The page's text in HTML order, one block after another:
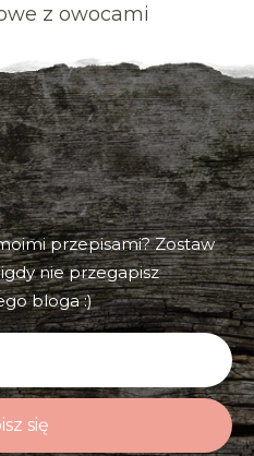
z owocami
przepisami? Zostaw
nie przegapisz
bloga :)
się